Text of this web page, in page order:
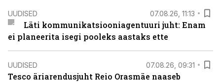
UUDISED 07.08.26, 11:13
Läti kommunikatsiooniagentuuri juht: Enam
ei planeerita isegi pooleks aastaks ette
UUDISED 07.08.26, 09:31
Tesco äriarendusjuht Reio Orasmäe naaseb